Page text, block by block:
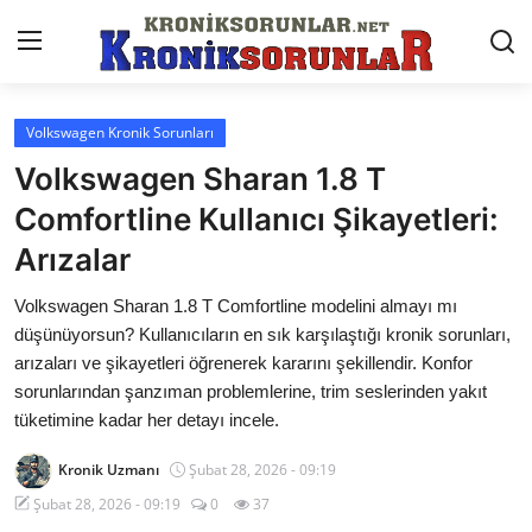
Anasayfa
Markalar
İletişim
Trafik & Cezalar
Sigorta & Kasko
Vergi & ÖTV & MTV
Muayene & Ruhsat
Sorgulamalar
Volkswagen Kronik Sorunları
Volkswagen Sharan 1.8 T
Comfortline Kullanıcı Şikayetleri:
Arızalar
Volkswagen Sharan 1.8 T Comfortline modelini almayı mı
düşünüyorsun? Kullanıcıların en sık karşılaştığı kronik sorunları,
arızaları ve şikayetleri öğrenerek kararını şekillendir. Konfor
sorunlarından şanzıman problemlerine, trim seslerinden yakıt
tüketimine kadar her detayı incele.
Kronik Uzmanı
Şubat 28, 2026 - 09:19
Şubat 28, 2026 - 09:19
0 37